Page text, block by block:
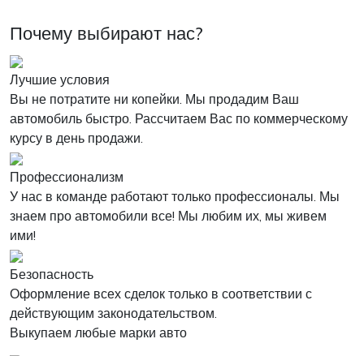
Почему выбирают нас?
Лучшие условия
Вы не потратите ни копейки. Мы продадим Ваш
автомобиль быстро. Рассчитаем Вас по коммерческому
курсу в день продажи.
Профессионализм
У нас в команде работают только профессионалы. Мы
знаем про автомобили все! Мы любим их, мы живем
ими!
Безопасность
Оформление всех сделок только в соответствии с
действующим законодательством.
Выкупаем любые марки авто